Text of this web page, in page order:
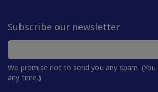
Subscribe our newsletter
We promise not to send you any spam.
any time.)